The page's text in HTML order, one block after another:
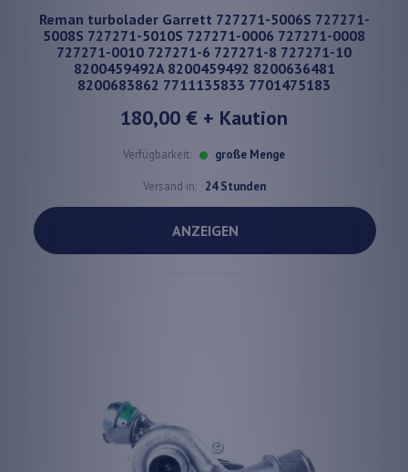
Reman turbolader Garrett 727271-5006S 727271-
5008S 727271-5010S 727271-0006 727271-0008
727271-0010 727271-6 727271-8 727271-10
8200459492A 8200459492 8200636481
8200683862 7711135833 7701475183
180,00 € + Kaution
Verfügbarkeit: große Menge
Versand in: 24 Stunden
ANZEIGEN